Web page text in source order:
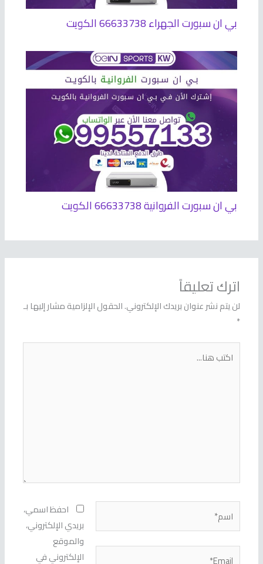
بي ان سبورت الجهراء 66633738 الكويت
بي ان سبورت الفروانية 66633738 الكويت
اترك تعليقاً
لن يتم نشر عنوان بريدك الإلكتروني.الحقول الإلزامية مشار إليها بـ
*
هنا...
احفظ اسمي،
بريدي الإلكتروني،
والموقع
الإلكتروني في